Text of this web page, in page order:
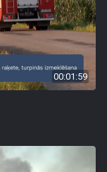
00:01:59